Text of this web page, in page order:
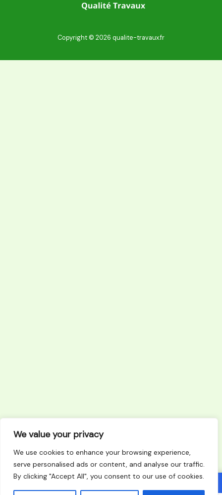
We value your privacy
We use cookies to enhance your browsing experience,
serve personalised ads or content, and analyse our traffic.
By clicking "Accept All", you consent to our use of cookies.
Copyright © 2026 qualite-travaux.fr